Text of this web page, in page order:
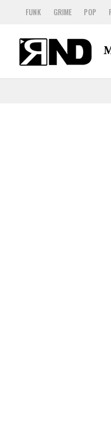
FUNK GRIME POP